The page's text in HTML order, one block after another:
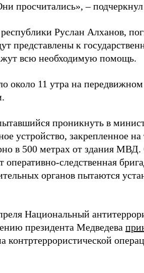
просчитались», –
Руслан Алханов,
представлены к
всю необходимую помощь.
11 утра на передвижном
проникнуть в
устройство, закрепленное на
в 500 метрах от здания МВД.
оперативно-следственная
органов пытаются
Национальный
президента Медведева
контртеррористической